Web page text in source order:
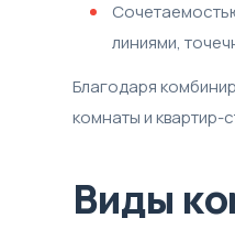
линиями,
Благодаря
комнаты и квартир-
Виды